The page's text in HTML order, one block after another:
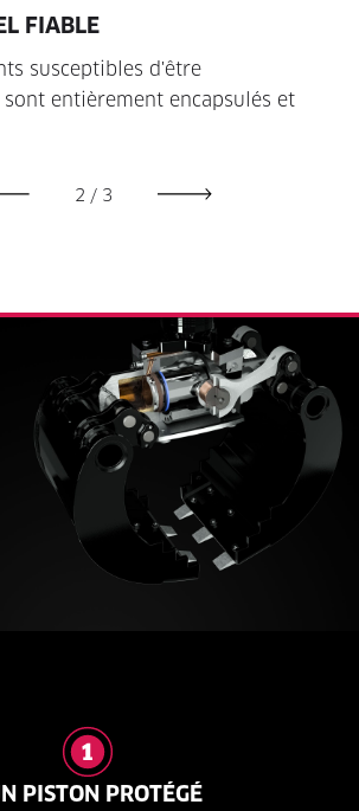
susceptibles d'être
sont entièrement encapsulés et
FIABLE
2 / 3
PISTON PROTÉGÉ